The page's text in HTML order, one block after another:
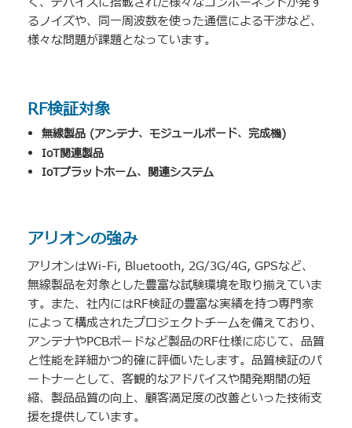
るノイズや、同一周波数を使った通信による干渉など、
様々な問題が課題となっています。
RF検証対象
無線製品 (アンテナ、モジュールボード、完成機)
IoT関連製品
IoTプラットホーム、関連システム
アリオンの強み
アリオンはWi-Fi, Bluetooth, 2G/3G/4G, GPSなど、
無線製品を対象とした豊富な試験環境を取り揃えていま
す。また、社内にはRF検証の豊富な実績を持つ専門家
によって構成されたプロジェクトチームを備えており、
アンテナやPCBボードなど製品のRF仕様に応じて、品質
と性能を詳細かつ的確に評価いたします。品質検証のパ
ートナーとして、客観的なアドバイスや開発期間の短
縮、製品品質の向上、顧客満足度の改善といった技術支
援を提供しています。